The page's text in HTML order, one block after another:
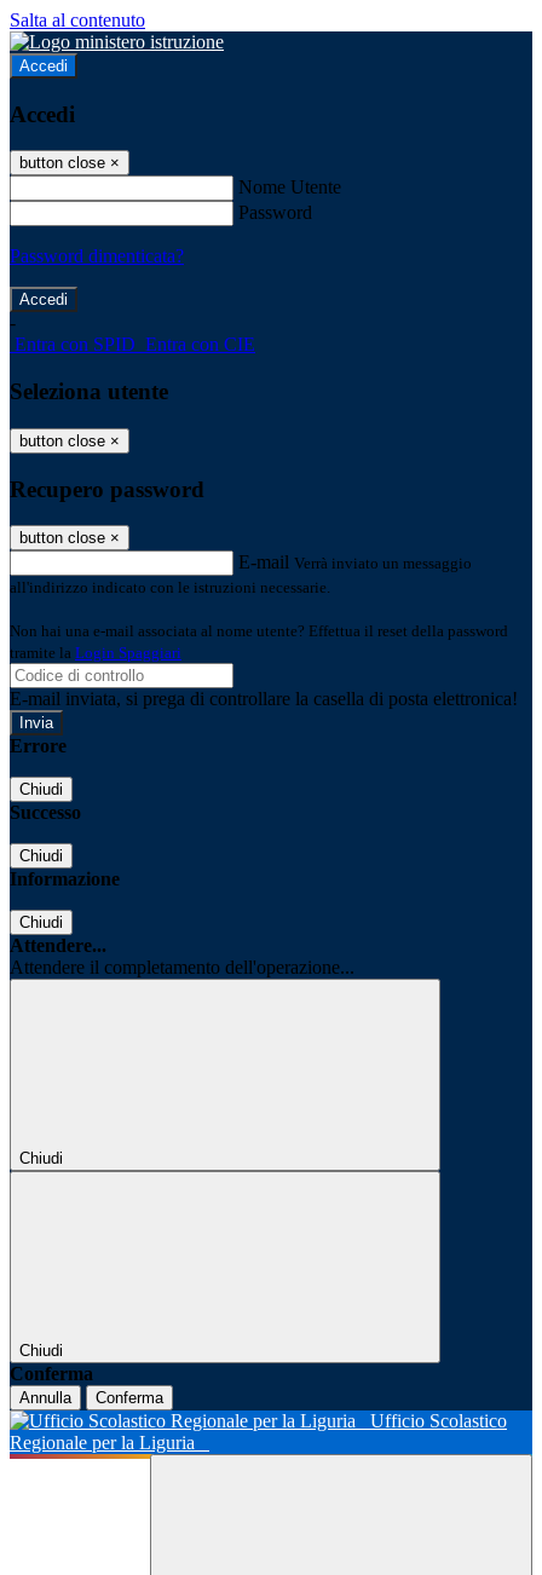
Salta al contenuto
Accedi
Accedi
button close ×
Nome Utente
Password
Password dimenticata?
-
Entra con SPID Entra con CIE
Seleziona utente
button close ×
Recupero password
button close ×
E-mail Verrà inviato un messaggio
all'indirizzo indicato con le istruzioni necessarie.
Non hai una e-mail associata al nome utente? Effettua il reset della password
tramite la Login Spaggiari
E-mail inviata, si prega di controllare la casella di posta elettronica!
Errore
Chiudi
Successo
Chiudi
Informazione
Chiudi
Attendere...
Attendere il completamento dell'operazione...
Chiudi
Chiudi
Conferma
Annulla Conferma
Ufficio Scolastico
Regionale per la Liguria